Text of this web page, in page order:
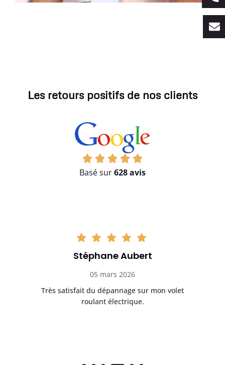
Les retours positifs de nos clients
Basé sur628 avis
Stéphane Aubert
05 mars 2026
Très satisfait du dépannage sur mon volet
roulant électrique.